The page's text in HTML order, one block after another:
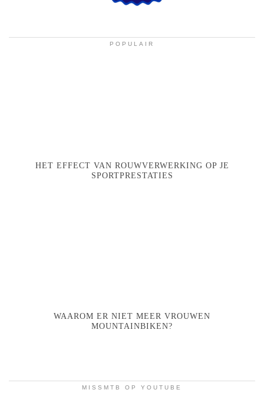
POPULAIR
HET EFFECT VAN ROUWVERWERKING OP JE
SPORTPRESTATIES
WAAROM ER NIET MEER VROUWEN
MOUNTAINBIKEN?
MISSMTB OP YOUTUBE